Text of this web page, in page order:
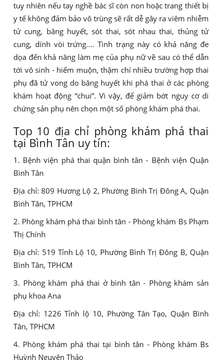
tuy nhiên nếu tay nghề bác sĩ còn non hoặc trang thiết bị
y tế không đảm bảo vô trùng sẽ rất dễ gây ra viêm nhiễm
tử cung, băng huyết, sót thai, sót nhau thai, thủng tử
cung, dính vòi trứng.... Tình trạng này có khả năng đe
dọa đến khả năng làm mẹ của phụ nữ về sau có thể dẫn
tới vô sinh - hiếm muộn, thậm chí nhiều trường hợp thai
phụ đã tử vong do băng huyết khi phá thai ở các phòng
khám hoạt động “chui”. Vì vậy, để giảm bớt nguy cơ di
chứng sản phụ nên chọn một số phòng khám phá thai.
Top 10 địa chỉ phòng khám phá thai
tại Bình Tân uy tín:
1. Bệnh viện phá thai quận bình tân - Bệnh viện Quận
Bình Tân
Địa chỉ: 809 Hương Lộ 2, Phường Bình Trị Đông A, Quận
Bình Tân, TPHCM
2. Phòng khám phá thai bình tân - Phòng khám Bs Phạm
Thị Chính
Địa chỉ: 519 Tỉnh Lộ 10, Phường Bình Trị Đông B, Quận
Bình Tân, TPHCM
3. Phòng khám phá thai ở bình tân - Phòng khám sản
phụ khoa Ana
Địa chỉ: 1226 Tỉnh lộ 10, Phường Tân Tạo, Quận Bình
Tân, TPHCM
4. Phòng khám phá thai tại bình tân - Phòng khám Bs
Huỳnh Nguyên Thảo